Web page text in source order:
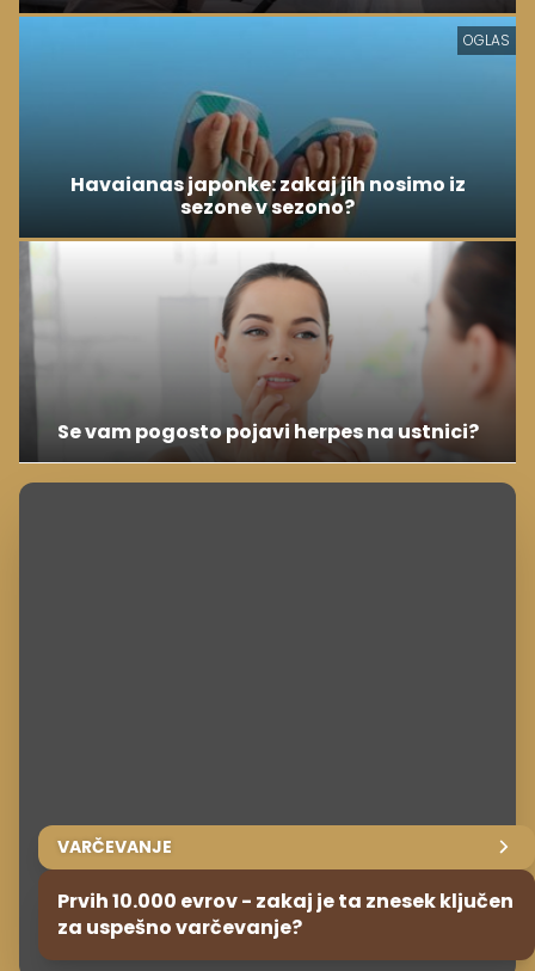
OGLAS
Havaianas japonke: zakaj jih nosimo iz
sezone v sezono?
Se vam pogosto pojavi herpes na ustnici?
VARČEVANJE
Prvih 10.000 evrov - zakaj je ta znesek ključen
za uspešno varčevanje?